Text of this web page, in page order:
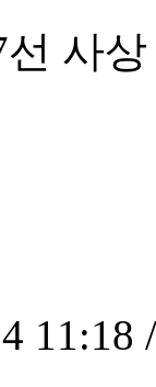
선 사
11:18